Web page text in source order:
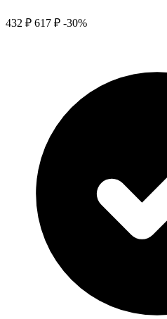
432 ₽ 617 ₽ -30%